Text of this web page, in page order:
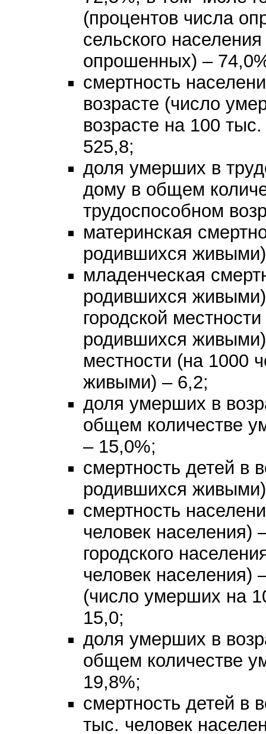
(процентов числа
сельского
опрошенных) –
смертность
возрасте (число
возрасте на 100
525,8;
доля умерших в
дому в общем
трудоспособном
материнская
родившихся
младенческая
родившихся
городской
родившихся
местности (на 1000
живыми) – 6,2;
доля умерших в
общем количестве
– 15,0%;
смертность детей в
родившихся
смертность
человек населения)
городского
человек населения)
(число умерших на
15,0;
доля умерших в
общем количестве
19,8%;
смертность детей в
тыс. человек